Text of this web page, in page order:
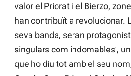
valor el Priorat i el Bierzo,
han contribuït a revolucionar.
seva banda, seran
singulars com indomables’,
que ho diu tot amb el seu